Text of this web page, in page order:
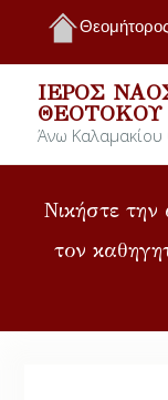
ΙΕΡΌΣ
ΘΕΟΤΌΚΟΥ
Άνω
Νικήστε
τον